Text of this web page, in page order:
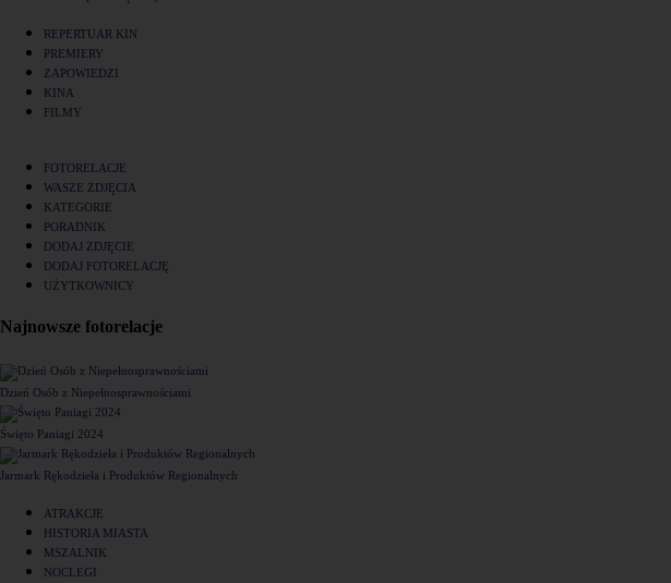
REPERTUAR KIN
PREMIERY
ZAPOWIEDZI
KINA
FILMY
FOTORELACJE
WASZE ZDJĘCIA
KATEGORIE
PORADNIK
DODAJ ZDJĘCIE
DODAJ FOTORELACJĘ
UŻYTKOWNICY
Najnowsze fotorelacje
Dzień Osób z Niepełnosprawnościami
Święto Paniagi 2024
Jarmark Rękodzieła i Produktów Regionalnych
ATRAKCJE
HISTORIA MIASTA
MSZALNIK
NOCLEGI